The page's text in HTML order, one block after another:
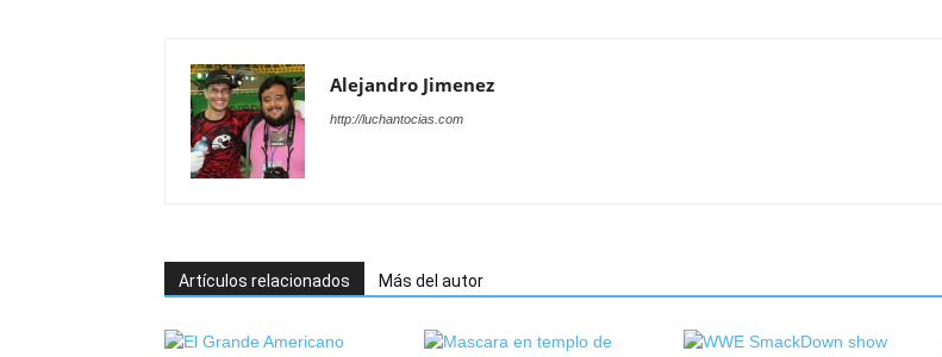
Alejandro Jimenez
http://luchantocias.com
Artículos relacionados Más del autor